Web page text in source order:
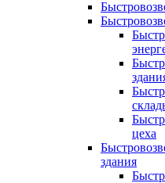
цеха
здания